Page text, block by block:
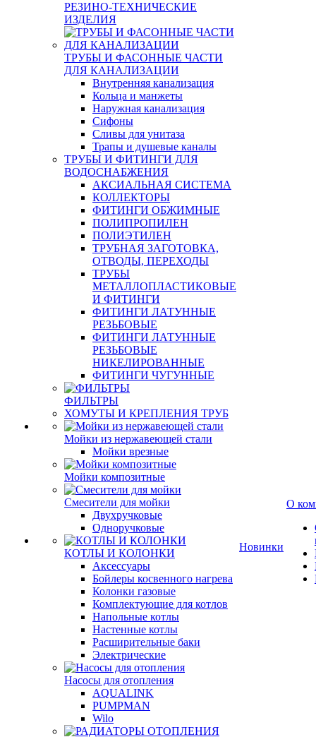
РЕЗИНО-ТЕХНИЧЕСКИЕ
ИЗДЕЛИЯ
ТРУБЫ И ФАСОННЫЕ ЧАСТИ
ДЛЯ КАНАЛИЗАЦИИ
Внутренняя канализация
Кольца и манжеты
Наружная канализация
Сифоны
Сливы для унитаза
Трапы и душевые каналы
ТРУБЫ И ФИТИНГИ ДЛЯ
ВОДОСНАБЖЕНИЯ
АКСИАЛЬНАЯ СИСТЕМА
КОЛЛЕКТОРЫ
ФИТИНГИ ОБЖИМНЫЕ
ПОЛИПРОПИЛЕН
ПОЛИЭТИЛЕН
ТРУБНАЯ ЗАГОТОВКА,
ОТВОДЫ, ПЕРЕХОДЫ
ТРУБЫ
МЕТАЛЛОПЛАСТИКОВЫЕ
И ФИТИНГИ
ФИТИНГИ ЛАТУННЫЕ
РЕЗЬБОВЫЕ
ФИТИНГИ ЛАТУННЫЕ
РЕЗЬБОВЫЕ
НИКЕЛИРОВАННЫЕ
ФИТИНГИ ЧУГУННЫЕ
ФИЛЬТРЫ
ХОМУТЫ И КРЕПЛЕНИЯ ТРУБ
Мойки из нержавеющей стали
Мойки врезные
Мойки композитные
Смесители для мойки
Двухручковые
Одноручковые
КОТЛЫ И КОЛОНКИ
Аксессуары
Бойлеры косвенного нагрева
Колонки газовые
Комплектующие для котлов
Напольные котлы
Настенные котлы
Расширительные баки
Электрические
Насосы для отопления
AQUALINK
PUMPMAN
Wilo
Новинки
О